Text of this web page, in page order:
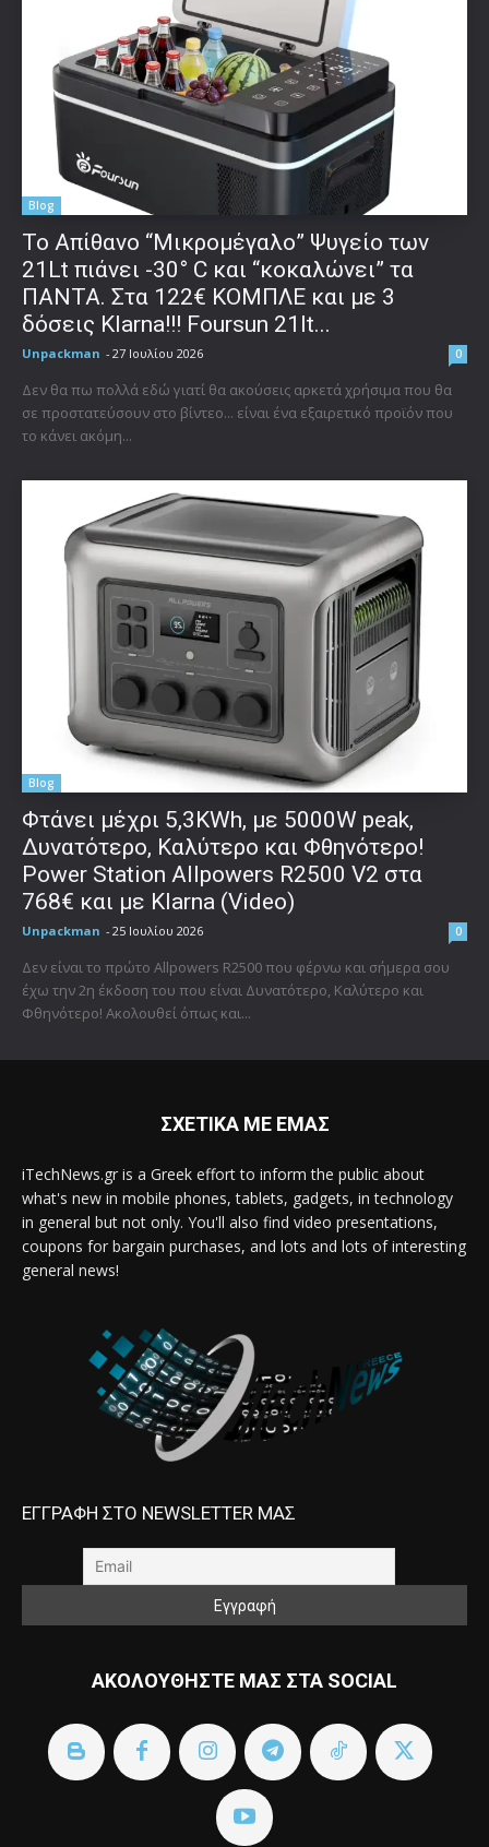
Blog
Το Απίθανο “Μικρομέγαλο” Ψυγείο των
21Lt πιάνει -30° C και “κοκαλώνει” τα
ΠΑΝΤΑ. Στα 122€ ΚΟΜΠΛΕ και με 3
δόσεις Klarna!!! Foursun 21lt...
Unpackman - 27 Ιουλίου 2026 0
Δεν θα πω πολλά εδώ γιατί θα ακούσεις αρκετά χρήσιμα που θα
σε προστατεύσουν στο βίντεο... είναι ένα εξαιρετικό προϊόν που
το κάνει ακόμη...
Blog
Φτάνει μέχρι 5,3KWh, με 5000W peak,
Δυνατότερο, Καλύτερο και Φθηνότερο!
Power Station Allpowers R2500 V2 στα
768€ και με Klarna (Video)
Unpackman - 25 Ιουλίου 2026 0
Δεν είναι το πρώτο Allpowers R2500 που φέρνω και σήμερα σου
έχω την 2η έκδοση του που είναι Δυνατότερο, Καλύτερο και
Φθηνότερο! Ακολουθεί όπως και...
ΣΧΕΤΙΚΑ ΜΕ ΕΜΑΣ
iTechNews.gr is a Greek effort to inform the public about
what's new in mobile phones, tablets, gadgets, in technology
in general but not only. You'll also find video presentations,
coupons for bargain purchases, and lots and lots of interesting
general news!
ΕΓΓΡΑΦΗ ΣΤΟ NEWSLETTER ΜΑΣ
ΑΚΟΛΟΥΘΗΣΤΕ ΜΑΣ ΣΤΑ SOCIAL